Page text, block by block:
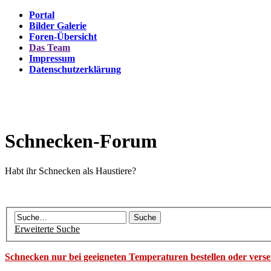
Portal
Bilder Galerie
Foren-Übersicht
Das Team
Impressum
Datenschutzerklärung
Schnecken-Forum
Habt ihr Schnecken als Haustiere?
Erweiterte Suche
Schnecken nur bei geeigneten Temperaturen bestellen oder